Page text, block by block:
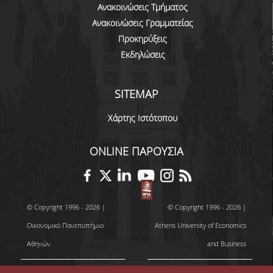
ΠΡΟΓΡΑΜΜΑ ERASMUS+
ΜΑΘΗΜΑΤΑ ΠΟΥ ΠΡΟΣΦΕΡΕΙ ΤΟ
FAQS
ΔΙΑΣΦΑΛΙΣΗ ΠΟΙΟΤΗΤΑΣ
ΠΙΣΤΟΠΟΙΗΣΗ
Ανακοινώσεις Τμήματος
Ανακοινώσεις Γραμματείας
Προκηρύξεις
Εκδηλώσεις
SITEMAP
Χάρτης Ιστότοπου
ONLINE ΠΑΡΟΥΣΙΑ
© Copyright 1996 - 2026 |
Οικονομικό Πανεπιστήμιο
Αθηνών
© Copyright 1996 - 2026 |
Athens University of Economics
and Business